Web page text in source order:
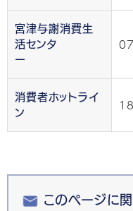
宮津与謝消費生
活センタ
ー
消費者ホットライ
ン
このページに